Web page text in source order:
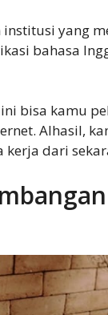
yang
bahasa
bisa kamu
Alhasil,
dari